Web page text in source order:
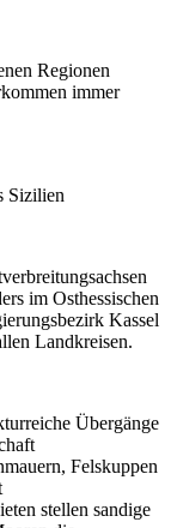
Regionen
immer
Sizilien
im Osthessischen
Kassel
Landkreisen.
Übergänge
Felskuppen
stellen sandige